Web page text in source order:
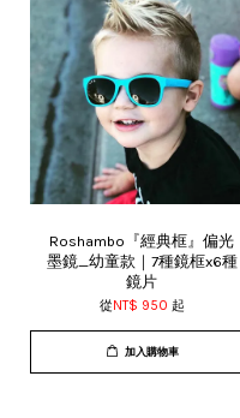
Roshambo『經典框』偏光
墨鏡_幼童款｜7種鏡框x6種
鏡片
從 NT$ 950 起
加入購物車